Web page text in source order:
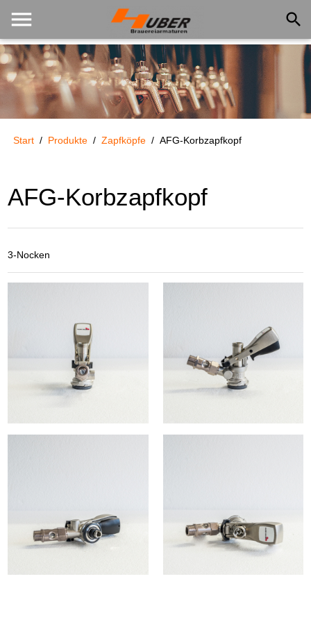
search
menu
Start / Produkte / Zapfköpfe / AFG-Korbzapfkopf
AFG-Korbzapfkopf
3-Nocken